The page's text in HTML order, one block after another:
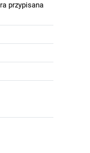
przypisana